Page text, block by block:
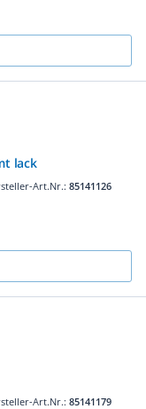
lack
Art.Nr.: 85141126
Art.Nr.: 85141179